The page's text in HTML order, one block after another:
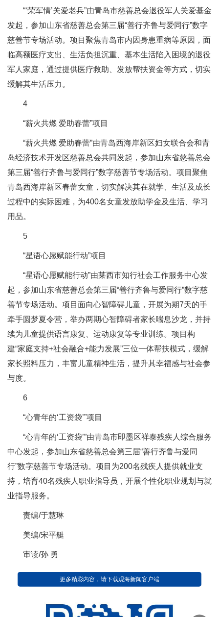
“‘荣军情’关爱老兵”由青岛市慈善总会退役军人关爱基金
发起，参加山东省慈善总会第三届“善行齐鲁与爱同行”数字
慈善节专场活动。项目聚焦青岛市内因身患重病等原因，面
临高额医疗支出、生活负担沉重、基本生活陷入困境的退役
军人家庭，通过提供医疗救助、发放帮扶资金等方式，切实
缓解其生活压力。
4
“薪火共燃 爱助春蕾”项目
“薪火共燃 爱助春蕾”由青岛西海岸新区妇女联合会和青
岛经济技术开发区慈善总会共同发起，参加山东省慈善总会
第三届“善行齐鲁与爱同行”数字慈善节专场活动。项目聚焦
青岛西海岸新区春蕾女童，切实解决其在就学、生活及成长
过程中的实际困难，为400名女童发放助学金及生活、学习
用品。
5
“星语心愿赋能行动”项目
“星语心愿赋能行动”由莱西市知行社会工作服务中心发
起，参加山东省慈善总会第三届“善行齐鲁与爱同行”数字慈
善节专场活动。项目面向心智障碍儿童，开展为期7天的手
牵手圆梦夏令营，举办两期心智障碍者家长喘息沙龙，并持
续为儿童提供语言康复、运动康复等专业训练。项目构
建“家庭支持+社会融合+能力发展”三位一体帮扶模式，缓解
家长照料压力，丰富儿童精神生活，提升其幸福感与社会参
与度。
6
“心青年的‘工资袋’”项目
“心青年的‘工资袋’”由青岛市即墨区祥泰残疾人综合服务
中心发起，参加山东省慈善总会第三届“善行齐鲁与爱同
行”数字慈善节专场活动。项目为200名残疾人提供就业支
持，培育40名残疾人职业指导员，开展个性化职业规划与就
业指导服务。
责编/于慧琳
美编/宋平艇
审读/孙 勇
更多精彩内容，请下载观海新闻客户端